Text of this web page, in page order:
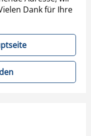
Dank für Ihre